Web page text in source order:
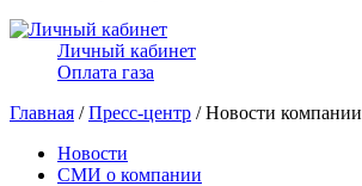
Личный кабинет
Оплата газа
Главная /Пресс-центр / Новости компании
Новости
СМИ о компании